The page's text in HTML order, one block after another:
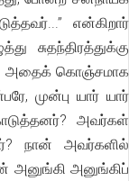
என்கிறார்
சுதந்திரத்துக்கு
அதைக் கொஞ்சமாக
முன்பு யார் யார்
அவர்கள்
நான் அவர்களில்
அனுங்கி அனுங்கிப்